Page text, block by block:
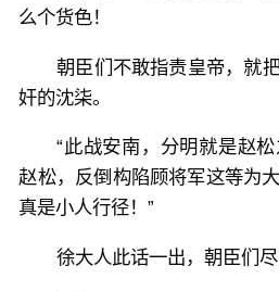
么个货色！
朝臣们不敢指责皇帝，就
奸的沈柒。
“此战安南，分明就是赵
赵松，反倒构陷顾将军这等为
真是小人行径！”
徐大人此话一出，朝臣们尽